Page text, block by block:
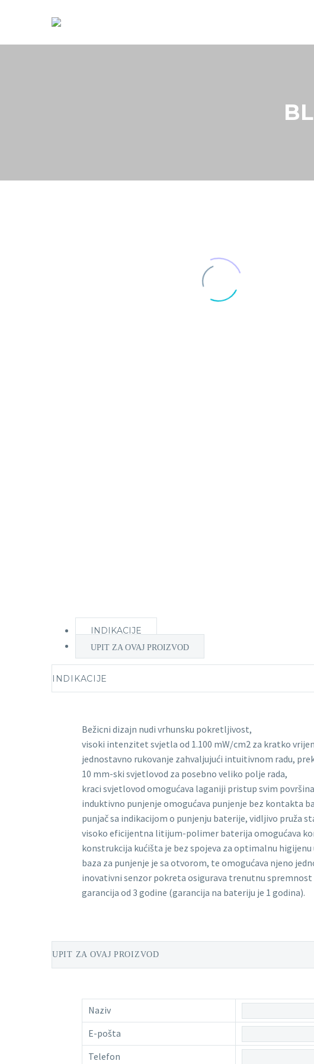
INDIKACIJE
UPIT ZA OVAJ PROIZVOD
INDIKACIJE
Bežicni dizajn nudi vrhunsku pokretljivost,
visoki intenzitet svjetla od 1.100 mW/cm2 za kratko
jednostavno rukovanje zahvaljujući intuitivnom radu,
10 mm-ski svjetlovod za posebno veliko polje rada,
kraci svjetlovod omogućava laganiji pristup svim
induktivno punjenje omogućava punjenje bez kontakta
punjač sa indikacijom o punjenju baterije, vidljivo pruža
visoko eficijentna litijum-polimer baterija omogućava
konstrukcija kućišta je bez spojeva za optimalnu higijenu
baza za punjenje je sa otvorom, te omogućava njeno
inovativni senzor pokreta osigurava trenutnu spremnost
garancija od 3 godine (garancija na bateriju je 1 godina).
UPIT ZA OVAJ PROIZVOD
Naziv
E-pošta
Telefon